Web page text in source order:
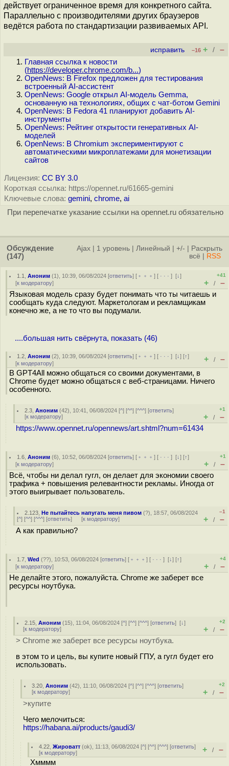
действует ограниченное время для конкретного сайта.
Параллельно с производителями других браузеров
ведётся работа по стандартизации развиваемых API.
исправить –16 + / –
Главная ссылка к новости
(https://developer.chrome.com/b...)
OpenNews: В Firefox предложен для тестирования
встроенный AI-ассистент
OpenNews: Google открыл AI-модель Gemma,
основанную на технологиях, общих с чат-ботом Gemini
OpenNews: В Fedora 41 планируют добавить AI-
инструменты
OpenNews: Рейтинг открытости генеративных AI-
моделей
OpenNews: В Chromium экспериментируют с
автоматическими микроплатежами для монетизации
сайтов
Лицензия: CC BY 3.0
Короткая ссылка: https://opennet.ru/61665-gemini
Ключевые слова: gemini, chrome, ai
При перепечатке указание ссылки на opennet.ru обязательно
Обсуждение
(147)
Ajax 1 уровень Линейный +/-
Раскрыть
всё
RSS
1.1 ,Аноним (1), 10:39, 06/08/2024 [ответить] [ ﹢﹢﹢] [ · · ·][↓]
[к модератору]
+41
+ / –
Языковая модель сразу будет понимать что ты читаешь и
сообщать куда следуют. Маркетологам и рекламщикам
конечно же, а не то что вы подумали.
....большая нить свёрнута, показать (46)
1.2 ,Аноним (2), 10:39, 06/08/2024 [ответить] [ ﹢﹢﹢] [ · · ·][↓] [↑]
[к модератору] + / –
В GPT4All можно общаться со своими документами, в
Chrome будет можно общаться с веб-страницами. Ничего
особенного.
2.3 ,Аноним (42), 10:41, 06/08/2024 [^] [^^] [^^^] [ответить]
[к модератору]
+1
+ / –
https://www.opennet.ru/opennews/art.shtml?num=61434
1.6 ,Аноним (6), 10:52, 06/08/2024 [ответить] [ ﹢﹢﹢] [ · · ·][↓] [↑]
[к модератору]
+1
+ / –
Всё, чтобы ни делал гугл, он делает для экономии своего
трафика + повышения релевантности рекламы. Иногда от
этого выигрывает пользователь.
2.123 ,Не пытайтесь напугать меня пивом (?), 18:57, 06/08/2024
[^] [^^] [^^^] [ответить] [к модератору]
–1
+ / –
А как правильно?
1.7 ,Wed (??), 10:53, 06/08/2024 [ответить] [ ﹢﹢﹢] [ · · ·][↓] [↑]
[к модератору]
+4
+ / –
Не делайте этого, пожалуйста. Chrome же заберет все
ресурсы ноутбука.
2.15 ,Аноним (15), 11:04, 06/08/2024 [^] [^^] [^^^] [ответить][↓]
[к модератору]
+2
+ / –
> Chrome же заберет все ресурсы ноутбука.
в этом то и цель, вы купите новый ГПУ, а гугл будет его
использовать.
3.20 ,Аноним (42), 11:10, 06/08/2024 [^] [^^] [^^^] [ответить]
[к модератору]
+2
+ / –
>купите
Чего мелочиться:
https://habana.ai/products/gaudi3/
4.22 ,Жироватт (ok), 11:13, 06/08/2024 [^] [^^] [^^^] [ответить]
[к модератору] + / –
Хмммм